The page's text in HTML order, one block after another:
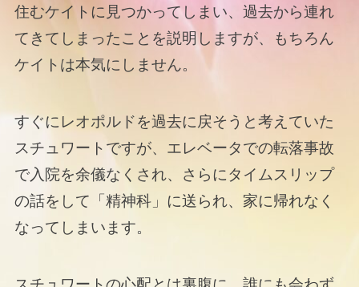
住むケイトに見つかってしまい、過去から連れ
てきてしまったことを説明しますが、もちろん
ケイトは本気にしません。
すぐにレオポルドを過去に戻そうと考えていた
スチュワートですが、エレベータでの転落事故
で入院を余儀なくされ、さらにタイムスリップ
の話をして「精神科」に送られ、家に帰れなく
なってしまいます。